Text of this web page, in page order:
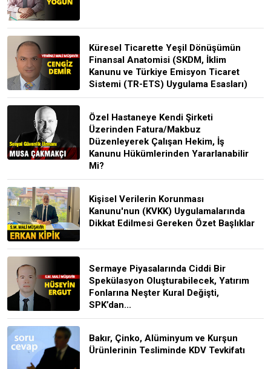
Küresel Ticarette Yeşil Dönüşümün
Finansal Anatomisi (SKDM, İklim
Kanunu ve Türkiye Emisyon Ticaret
Sistemi (TR-ETS) Uygulama Esasları)
Özel Hastaneye Kendi Şirketi
Üzerinden Fatura/Makbuz
Düzenleyerek Çalışan Hekim, İş
Kanunu Hükümlerinden Yararlanabilir
Mi?
Kişisel Verilerin Korunması
Kanunu'nun (KVKK) Uygulamalarında
Dikkat Edilmesi Gereken Özet Başlıklar
Sermaye Piyasalarında Ciddi Bir
Spekülasyon Oluşturabilecek, Yatırım
Fonlarına Neşter Kural Değişti,
SPK’dan...
Bakır, Çinko, Alüminyum ve Kurşun
Ürünlerinin Tesliminde KDV Tevkifatı